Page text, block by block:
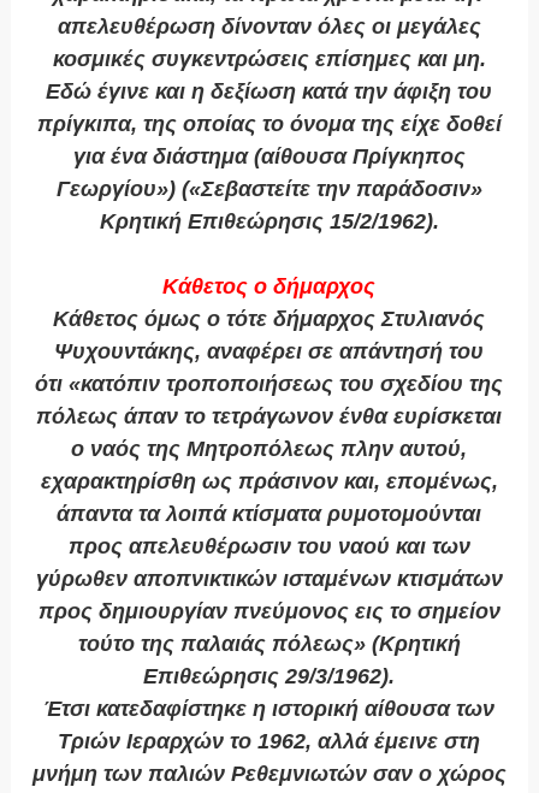
απελευθέρωση δίνονταν όλες οι μεγάλες
κοσμικές συγκεντρώσεις επίσημες και μη.
Εδώ έγινε και η δεξίωση κατά την άφιξη του
πρίγκιπα, της οποίας το όνομα της είχε δοθεί
για ένα διάστημα (αίθουσα Πρίγκηπος
Γεωργίου») («Σεβαστείτε την παράδοσιν»
Κρητική Επιθεώρησις 15/2/1962).
Κάθετος ο δήμαρχος
Κάθετος όμως ο τότε δήμαρχος Στυλιανός
Ψυχουντάκης, αναφέρει σε απάντησή του
ότι «κατόπιν τροποποιήσεως του σχεδίου της
πόλεως άπαν το τετράγωνον ένθα ευρίσκεται
ο ναός της Μητροπόλεως πλην αυτού,
εχαρακτηρίσθη ως πράσινον και, επομένως,
άπαντα τα λοιπά κτίσματα ρυμοτομούνται
προς απελευθέρωσιν του ναού και των
γύρωθεν αποπνικτικών ισταμένων κτισμάτων
προς δημιουργίαν πνεύμονος εις το σημείον
τούτο της παλαιάς πόλεως» (Κρητική
Επιθεώρησις 29/3/1962).
Έτσι κατεδαφίστηκε η ιστορική αίθουσα των
Τριών Ιεραρχών το 1962, αλλά έμεινε στη
μνήμη των παλιών Ρεθεμνιωτών σαν ο χώρος